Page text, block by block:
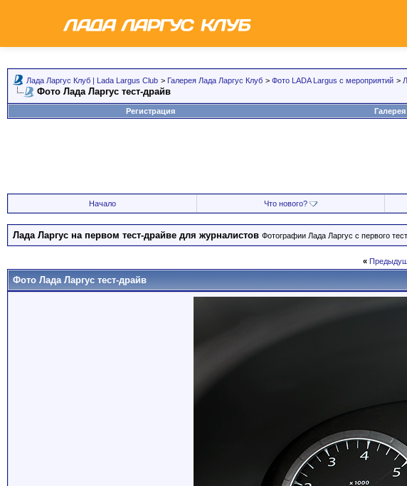
Лада Ларгус Клуб | Lada Largus Club > Галерея Лада Ларгус Клуб > Фото LADA Largus с мероприятий >
Фото Лада Ларгус тест-драйв
Регистрация
Галерея
Начало Что нового?
Лада Ларгус на первом тест-драйве для журналистов Фотографии Лада Ларгус с первого
«
Фото Лада Ларгус тест-драйв